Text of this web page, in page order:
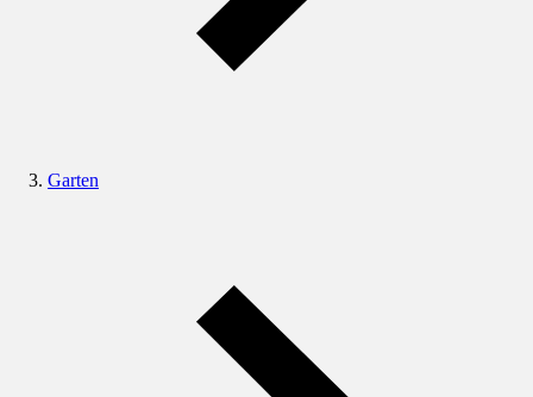
Garten